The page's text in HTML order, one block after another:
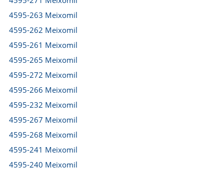
4595-263 Meixomil
4595-262 Meixomil
4595-261 Meixomil
4595-265 Meixomil
4595-272 Meixomil
4595-266 Meixomil
4595-232 Meixomil
4595-267 Meixomil
4595-268 Meixomil
4595-241 Meixomil
4595-240 Meixomil